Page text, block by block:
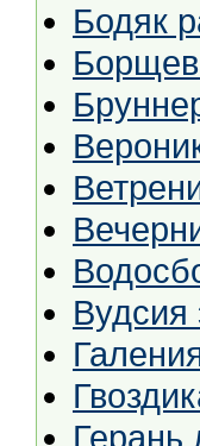
Бодяк
Вудсия
Герань